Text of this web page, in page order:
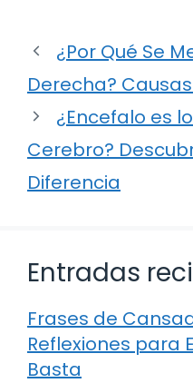
¿Por Qué Se
Derecha?
¿Encefalo es
Cerebro?
Diferencia
Entradas
Frases de
Reflexiones para
Basta